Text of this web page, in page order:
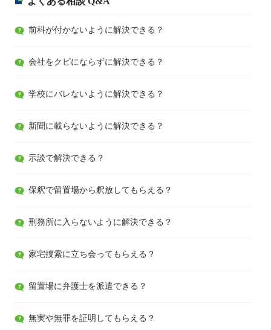
前科が付かないように解決できる？
会社をクビにならずに解決できる？
学校にバレないように解決できる？
新聞に載らないように解決できる？
示談で解決できる？
保釈で留置場から釈放してもらえる？
刑務所に入らないように解決できる？
家宅捜索に立ち会ってもらえる？
留置場に弁護士を派遣できる？
無実や無罪を証明してもらえる？